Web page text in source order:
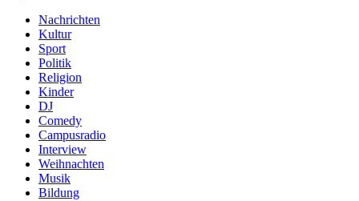
Nachrichten
Kultur
Sport
Politik
Religion
Kinder
DJ
Comedy
Campusradio
Interview
Weihnachten
Musik
Bildung